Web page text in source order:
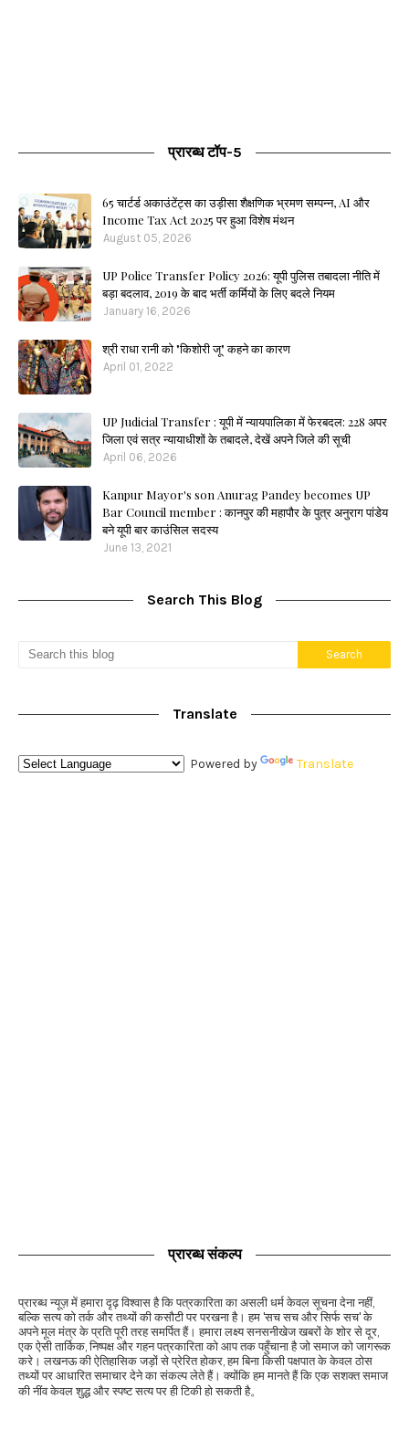
प्रारब्ध टॉप-5
65 चार्टर्ड अकाउंटेंट्स का उड़ीसा शैक्षणिक भ्रमण सम्पन्न, AI और
Income Tax Act 2025 पर हुआ विशेष मंथन
August 05, 2026
UP Police Transfer Policy 2026: यूपी पुलिस तबादला नीति में
बड़ा बदलाव, 2019 के बाद भर्ती कर्मियों के लिए बदले नियम
January 16, 2026
श्री राधा रानी को "किशोरी जू" कहने का कारण
April 01, 2022
UP Judicial Transfer : यूपी में न्यायपालिका में फेरबदल: 228 अपर
जिला एवं सत्र न्यायाधीशों के तबादले, देखें अपने जिले की सूची
April 06, 2026
Kanpur Mayor's son Anurag Pandey becomes UP
Bar Council member : कानपुर की महापौर के पुत्र अनुराग पांडेय
बने यूपी बार काउंसिल सदस्य
June 13, 2021
Search This Blog
Translate
Powered by Translate
प्रारब्ध संकल्प
प्रारब्ध न्यूज़ में हमारा दृढ़ विश्वास है कि पत्रकारिता का असली धर्म केवल सूचना देना नहीं,
बल्कि सत्य को तर्क और तथ्यों की कसौटी पर परखना है। हम 'सच सच और सिर्फ सच' के
अपने मूल मंत्र के प्रति पूरी तरह समर्पित हैं। हमारा लक्ष्य सनसनीखेज खबरों के शोर से दूर,
एक ऐसी तार्किक, निष्पक्ष और गहन पत्रकारिता को आप तक पहुँचाना है जो समाज को जागरूक
करे। लखनऊ की ऐतिहासिक जड़ों से प्रेरित होकर, हम बिना किसी पक्षपात के केवल ठोस
तथ्यों पर आधारित समाचार देने का संकल्प लेते हैं। क्योंकि हम मानते हैं कि एक सशक्त समाज
की नींव केवल शुद्ध और स्पष्ट सत्य पर ही टिकी हो सकती है。